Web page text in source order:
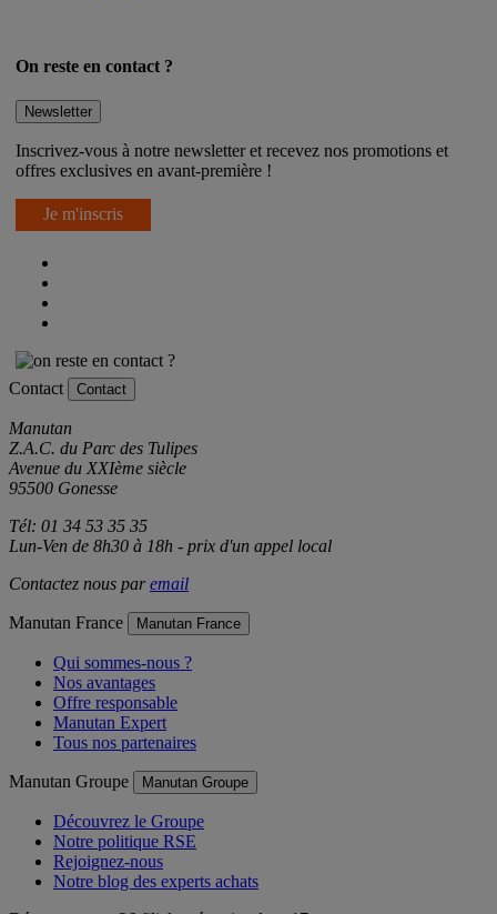
On reste en contact ?
Newsletter
Inscrivez-vous à notre newsletter et recevez nos promotions et
offres exclusives en avant-première !
Je m'inscris
Contact Contact
Manutan
Z.A.C. du Parc des Tulipes
Avenue du XXIème siècle
95500 Gonesse
Tél: 01 34 53 35 35
Lun-Ven de 8h30 à 18h - prix d'un appel local
Contactez nous paremail
Manutan France Manutan France
Qui sommes-nous ?
Nos avantages
Offre responsable
Manutan Expert
Tous nos partenaires
Manutan Groupe Manutan Groupe
Découvrez le Groupe
Notre politique RSE
Rejoignez-nous
Notre blog des experts achats